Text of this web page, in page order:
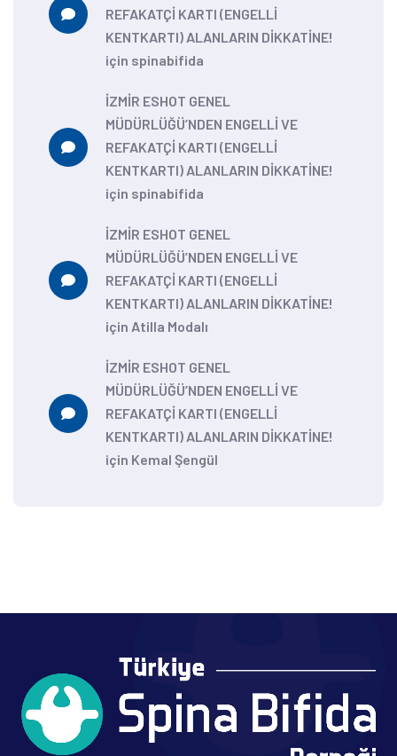
REFAKATÇİ KARTI (ENGELLİ
KENTKARTI) ALANLARIN DİKKATİNE!
için spinabifida
İZMİR ESHOT GENEL
MÜDÜRLÜĞÜ’NDEN ENGELLİ VE
REFAKATÇİ KARTI (ENGELLİ
KENTKARTI) ALANLARIN DİKKATİNE!
için spinabifida
İZMİR ESHOT GENEL
MÜDÜRLÜĞÜ’NDEN ENGELLİ VE
REFAKATÇİ KARTI (ENGELLİ
KENTKARTI) ALANLARIN DİKKATİNE!
için Atilla Modalı
İZMİR ESHOT GENEL
MÜDÜRLÜĞÜ’NDEN ENGELLİ VE
REFAKATÇİ KARTI (ENGELLİ
KENTKARTI) ALANLARIN DİKKATİNE!
için Kemal Şengül